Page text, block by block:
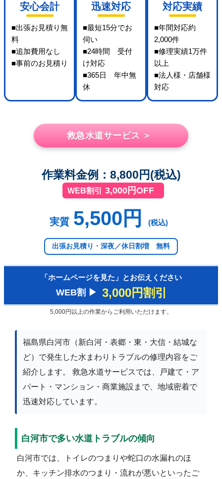
安心会計
■出張お見積り無
料
■追加費用なし
■事前のお見積り
迅速対応
■最短15分でお
伺い
■24時間 受付
け対応
■365日 年中無
休
対応実績
■年間対応約
2,000件
■修理実績1万件
以上
■法人様・店舗様
対応
救急水道サービス ＞
作業料金例：8,800円(税込)
WEB割引 3,000円OFF
実質 5,500円 (税込)
出張お見積り・深夜／休日割増 無料
「ホームページを見た」とお伝えください
WEB割 ▶︎ 3,000円割引
5,000円以上の作業からご利用いただけます。
福島県白河市（新白河・表郷・東・大信・結城な
ど）で発生した水まわりトラブルの修理内容をご
紹介します。 救急水道サービスでは、戸建て・ア
パート・マンション・商業施設まで、地域密着で
迅速対応しています。
白河市で多い水道トラブルの傾向
白河市では、トイレのつまりや蛇口の水漏れのほ
か、キッチン排水のつまり・流れが悪いといったご